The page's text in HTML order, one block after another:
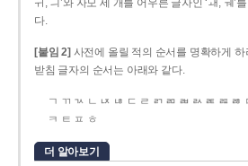
ㅟ, ㅢ’와 자모 세 개를 어우른 글자인 ‘ㅙ, ㅞ’
다.
[붙임 2] 사전에 올릴 적의 순서를 명확하게
받침 글자의 순서는 아래와 같다.
ㄱ ㄲ ㄳ ㄴ ㄵ ㄶ ㄷ ㄹ ㄺ ㄻ ㄼ ㄽ ㄾ ㄿ ㅀ
ㅋ ㅌ ㅍ ㅎ
더 알아보기